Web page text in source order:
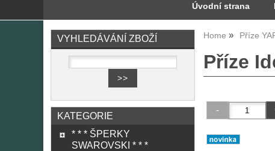
Úvodní strana
Home Příze
Příze
VYHLEDÁVÁNÍ ZBOŽÍ
KATEGORIE
* * * ŠPERKY
SWAROVSKI * * *